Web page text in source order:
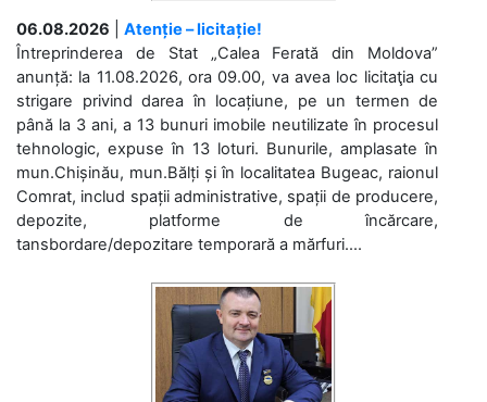
06.08.2026
Atenție – licitație!
Întreprinderea de Stat „Calea Ferată din Moldova”
anunță: la 11.08.2026, ora 09.00, va avea loc licitaţia cu
strigare privind darea în locațiune, pe un termen de
până la 3 ani, a 13 bunuri imobile neutilizate în procesul
tehnologic, expuse în 13 loturi. Bunurile, amplasate în
mun.Chișinău, mun.Bălți și în localitatea Bugeac, raionul
Comrat, includ spații administrative, spații de producere,
depozite, platforme de încărcare,
tansbordare/depozitare temporară a mărfuri....